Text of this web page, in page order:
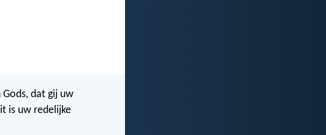
dat gij uw
is uw redelijke